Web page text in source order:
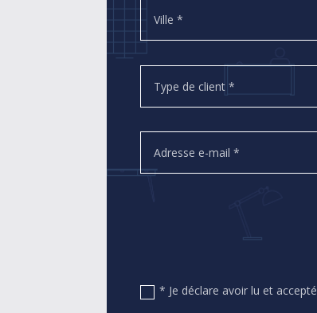
* Je déclare avoir lu et accepté